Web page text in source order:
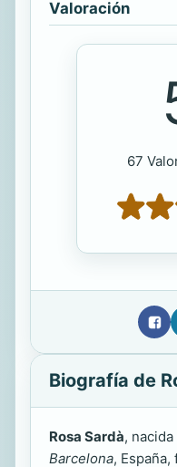
Valoración
67
Biografía de
Rosa Sardà,
Barcelona,